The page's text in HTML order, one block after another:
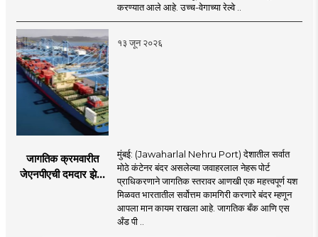
आवाजावर
नियंत्रण;प्रवास अधिक
सुरक्षित व आरामदायी
होणार
करण्यात आले आहे. उच्च-वेगाच्या रेल्वे ..
१३ जून २०२६
जागतिक क्रमवारीत
जेएनपीएची दमदार झेप;
मुंबई: (Jawaharlal Nehru Port) देशातील सर्वात
मोठे कंटेनर बंदर असलेल्या जवाहरलाल नेहरू पोर्ट
प्राधिकरणाने जागतिक स्तरावर आणखी एक महत्त्वपूर्ण यश
मिळवत भारतातील सर्वोत्तम कामगिरी करणारे बंदर म्हणून
आपला मान कायम राखला आहे. जागतिक बँक आणि एस
अँड पी ..